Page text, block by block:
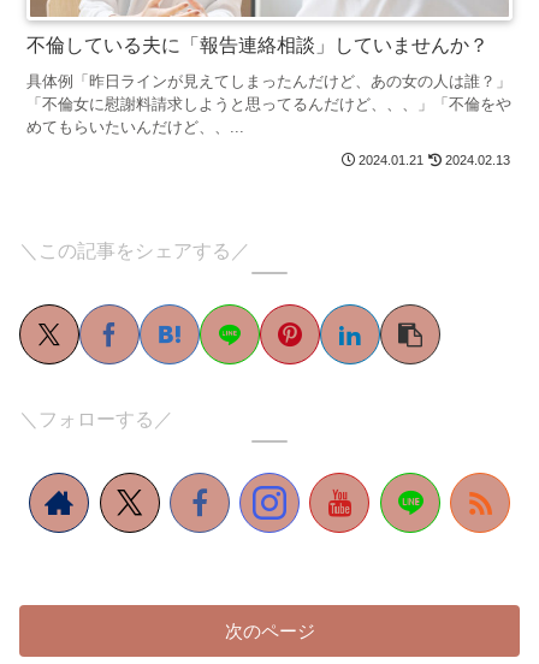
不倫している夫に「報告連絡相談」していませんか？
具体例「昨日ラインが見えてしまったんだけど、あの女の人は誰？」
「不倫女に慰謝料請求しようと思ってるんだけど、、、」「不倫をや
めてもらいたいんだけど、、...
2024.01.21 2024.02.13
＼この記事をシェアする／
＼フォローする／
次のページ